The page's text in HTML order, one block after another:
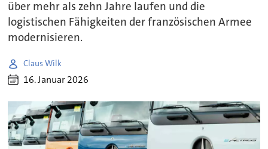
über mehr als zehn Jahre laufen und die
logistischen Fähigkeiten der französischen Armee
modernisieren.
Claus Wilk
16. Januar 2026